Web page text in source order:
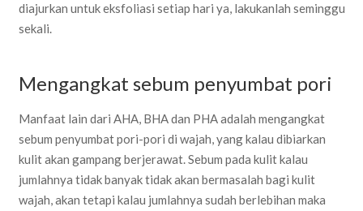
diajurkan untuk eksfoliasi setiap hari ya, lakukanlah seminggu
sekali.
Mengangkat sebum penyumbat pori
Manfaat lain dari AHA, BHA dan PHA adalah mengangkat
sebum penyumbat pori-pori di wajah, yang kalau dibiarkan
kulit akan gampang berjerawat. Sebum pada kulit kalau
jumlahnya tidak banyak tidak akan bermasalah bagi kulit
wajah, akan tetapi kalau jumlahnya sudah berlebihan maka